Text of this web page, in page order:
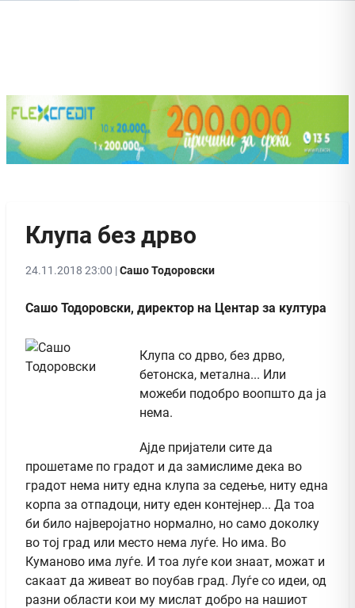
Клупа без дрво
24.11.2018 23:00 |Сашо Тодоровски
Сашо Тодоровски, директор на Центар за култура
Клупа со дрво, без дрво,
бетонска, метална... Или
можеби подобро воопшто да ја
нема.
Ајде пријатели сите да
прошетаме по градот и да замислиме дека во
градот нема ниту една клупа за седење, ниту една
корпа за отпадоци, ниту еден контејнер... Да тоа
би било најверојатно нормално, но само доколку
во тој град или место нема луѓе. Но има. Во
Куманово има луѓе. И тоа луѓе кои знаат, можат и
сакаат да живеат во поубав град. Луѓе со идеи, од
разни области кои му мислат добро на нашиот